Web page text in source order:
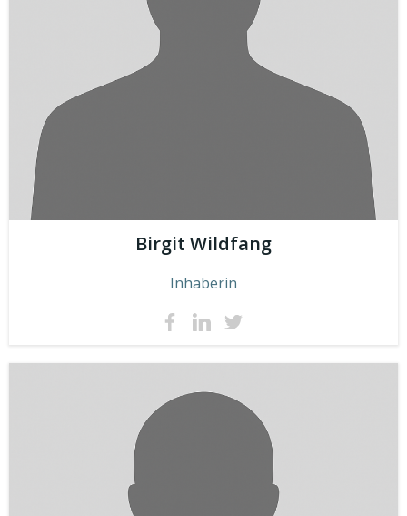
Birgit Wildfang
Inhaberin